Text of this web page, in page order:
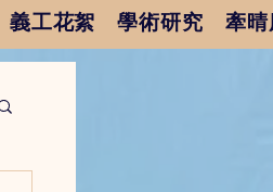
義工花絮 學術研究 牽